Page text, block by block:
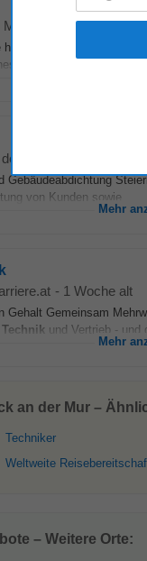
Ausbildung
Maß an
Mur
Gebäudeabdichtung
von Kunden sowie...
Mehr
- 1 Woche alt
Gemeinsam
Technik und Vertrieb - und
Mehr
an der Mur –
Techniker
Weltweite
– Weitere Orte: